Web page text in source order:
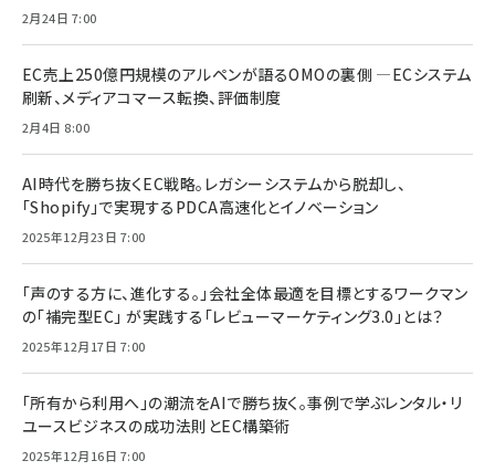
2月24日 7:00
EC売上250億円規模のアルペンが語るOMOの裏側 ―ECシステム
刷新、メディアコマース転換、評価制度
2月4日 8:00
AI時代を勝ち抜くEC戦略。レガシーシステムから脱却し、
「Shopify」で実現するPDCA高速化とイノベーション
2025年12月23日 7:00
「声のする方に、進化する。」会社全体最適を目標とするワークマン
の「補完型EC」 が実践する「レビューマーケティング3.0」とは？
2025年12月17日 7:00
「所有から利用へ」の潮流をAIで勝ち抜く。事例で学ぶレンタル・リ
ユースビジネスの成功法則とEC構築術
2025年12月16日 7:00